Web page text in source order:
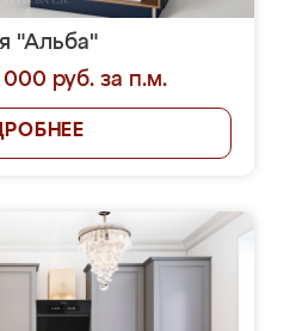
"Альба"
руб. за п.м.